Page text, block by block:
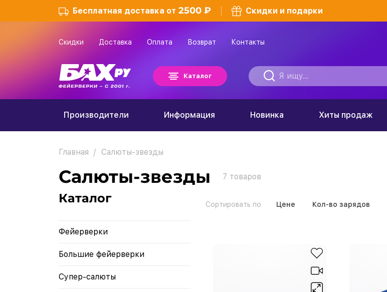
Бесплатная доставка от 2500 ₽ Скидки и подарки
Скидки Доставка Оплата Возврат Контакты
Каталог
Производители Информация Новинка Хиты продаж
Главная Салюты-звезды
Салюты-звезды 7 товаров
Каталог
Фейерверки
Большие фейерверки
Супер-салюты
Сортировать по Цене Кол-во зарядов